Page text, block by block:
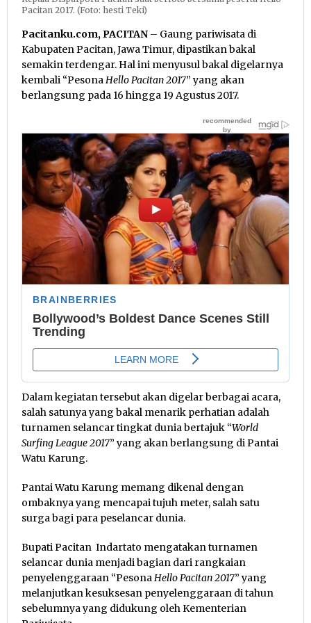
Pacitan 2017. (Foto: hesti Teki)
Pacitanku.com, PACITAN – Gaung pariwisata di
Kabupaten Pacitan, Jawa Timur, dipastikan bakal
semakin terdengar. Hal ini menyusul bakal digelarnya
kembali “PesonaHello Pacitan 2017” yang akan
berlangsung pada 16 hingga 19 Agustus 2017.
Dalam kegiatan tersebut akan digelar berbagai acara,
salah satunya yang bakal menarik perhatian adalah
turnamen selancar tingkat dunia bertajuk “World
Surfing League 2017” yang akan berlangsung di Pantai
Watu Karung.
Pantai Watu Karung memang dikenal dengan
ombaknya yang mencapai tujuh meter, salah satu
surga bagi para peselancar dunia.
Bupati Pacitan Indartato mengatakan turnamen
selancar dunia menjadi bagian dari rangkaian
penyelenggaraan “PesonaHello Pacitan 2017” yang
melanjutkan kesuksesan penyelenggaraan di tahun
sebelumnya yang didukung oleh Kementerian